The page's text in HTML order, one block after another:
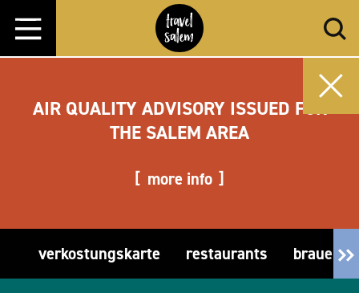
Zum Inhalt springen
AIR QUALITY ADVISORY ISSUED FOR
THE SALEM AREA
more info
verkostungskarte restaurants